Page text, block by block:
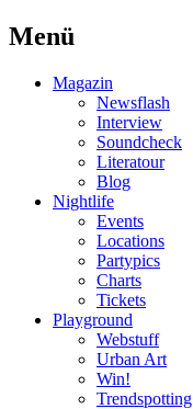
Menü
Magazin
Newsflash
Interview
Soundcheck
Literatour
Blog
Nightlife
Events
Locations
Partypics
Charts
Tickets
Playground
Webstuff
Urban Art
Win!
Trendspotting